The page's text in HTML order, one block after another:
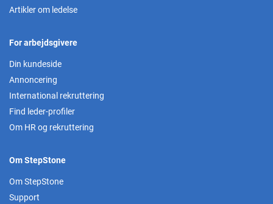
Artikler om ledelse
For arbejdsgivere
Din kundeside
Annoncering
International rekruttering
Find leder-profiler
Om HR og rekruttering
Om StepStone
Om StepStone
Support